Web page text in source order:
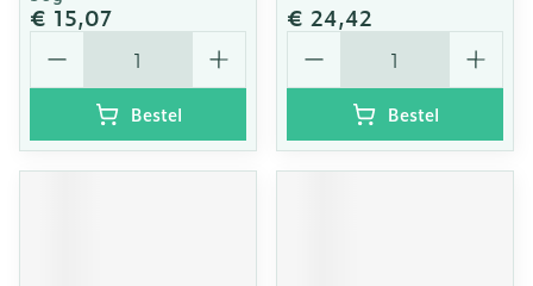
€ 15,07
Aantal
Bestel
€ 24,42
Aantal
Bestel